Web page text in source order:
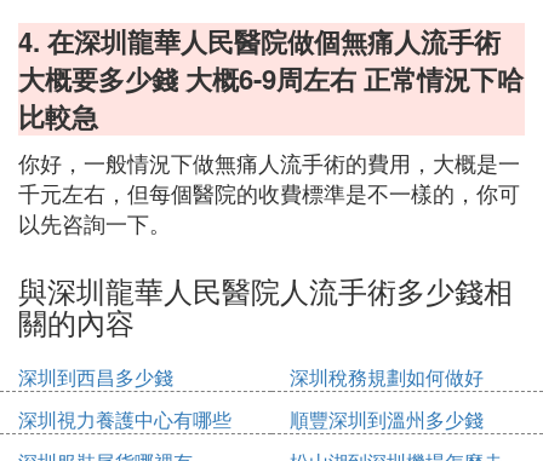
4. 在深圳龍華人民醫院做個無痛人流手術
大概要多少錢 大概6-9周左右 正常情況下哈
比較急
你好，一般情況下做無痛人流手術的費用，大概是一
千元左右，但每個醫院的收費標準是不一樣的，你可
以先咨詢一下。
與深圳龍華人民醫院人流手術多少錢相
關的內容
深圳到西昌多少錢
深圳稅務規劃如何做好
深圳視力養護中心有哪些
順豐深圳到溫州多少錢